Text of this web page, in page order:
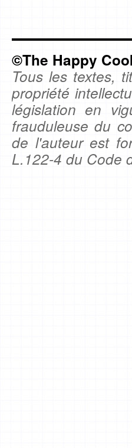
©The Happy
Tous les textes,
propriété
législation en
frauduleuse du
de l'auteur est
L.122-4 du Code